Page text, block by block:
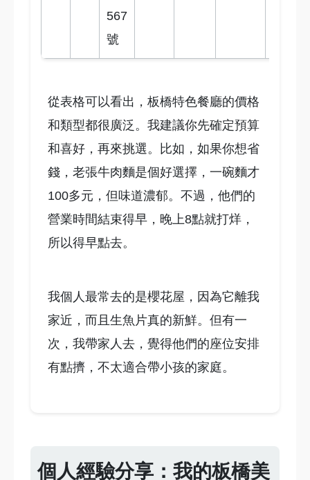
567
號
從表格可以看出，板橋特色餐廳的價格
和類型都很廣泛。我建議你先確定預算
和喜好，再來挑選。比如，如果你想省
錢，老張牛肉麵是個好選擇，一碗麵才
100多元，但味道濃郁。不過，他們的
營業時間結束得早，晚上8點就打烊，
所以得早點去。
我個人最常去的是櫻花屋，因為它離我
家近，而且生魚片真的新鮮。但有一
次，我帶家人去，覺得他們的座位安排
有點擠，不太適合帶小孩的家庭。
個人經驗分享：我的板橋美